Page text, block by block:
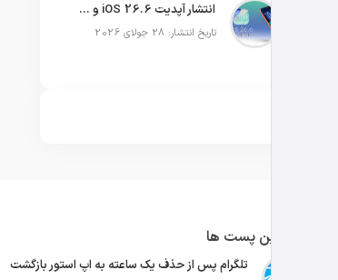
انتشار آپدیت iOS 26.6 و iPadOS 26.6
تاریخ انتشار: 28 جولای 2026
آخرین پست ها
تلگرام پس از حذف یک ساعته به اپ استور بازگشت